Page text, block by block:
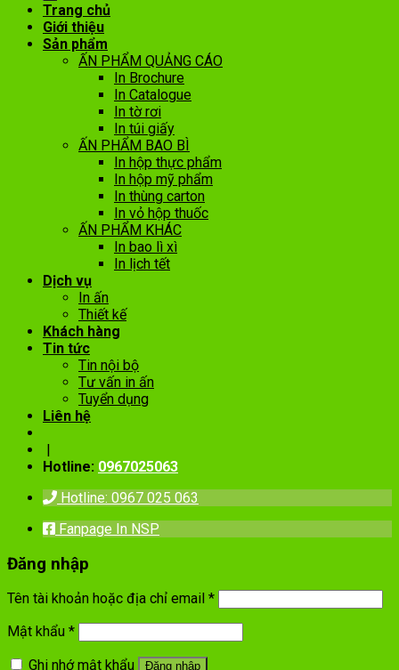
Trang chủ
Giới thiệu
Sản phẩm
ẤN PHẨM QUẢNG CÁO
In Brochure
In Catalogue
In tờ rơi
In túi giấy
ẤN PHẨM BAO BÌ
In hộp thực phẩm
In hộp mỹ phẩm
In thùng carton
In vỏ hộp thuốc
ẤN PHẨM KHÁC
In bao lì xì
In lịch tết
Dịch vụ
In ấn
Thiết kế
Khách hàng
Tin tức
Tin nội bộ
Tư vấn in ấn
Tuyển dụng
Liên hệ
|
Hotline: 0967025063
Hotline: 0967 025 063
Fanpage In NSP
Đăng nhập
Tên tài khoản hoặc địa chỉ email *
Mật khẩu *
Ghi nhớ mật khẩu
Đăng nhập